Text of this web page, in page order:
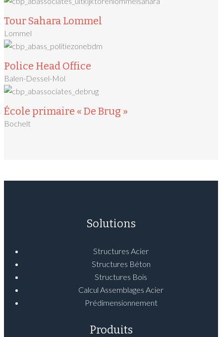
Tour Sahara Lommel
Lommel
Police Head Office
Balen-Dessel-Mol
École primaire « De Brug »
Bochelt
Solutions
Structures Acier
Structures Béton
Structures Bois
Calcul Assemblages Acier
Prédimensionnement
Produits